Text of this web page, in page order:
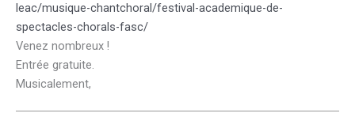
leac/musique-chantchoral/festival-academique-de-
spectacles-chorals-fasc/
Venez nombreux !
Entrée gratuite.
Musicalement,